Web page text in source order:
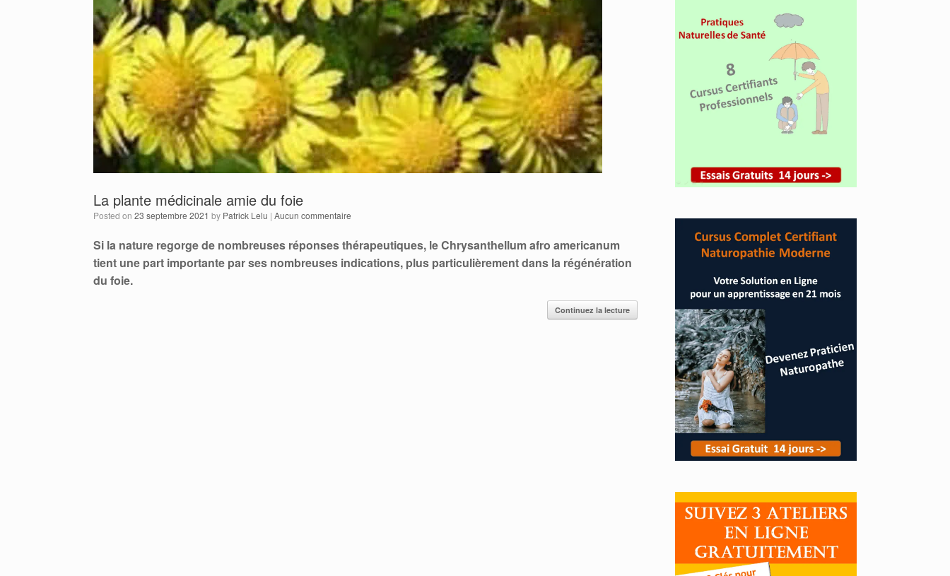
La plante médicinale amie du foie
Posted on 23 septembre 2021 by Patrick Lelu | Aucun commentaire
Si la nature regorge de nombreuses réponses thérapeutiques, le Chrysanthellum afro americanum
tient une part importante par ses nombreuses indications, plus particulièrement dans la régénération
du foie.
Continuez la lecture